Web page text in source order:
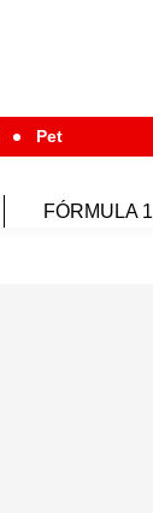
Pet
FÓRMULA 1